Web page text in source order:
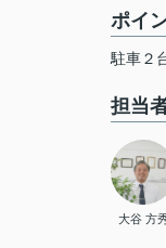
ポイ
駐車２
担当
大谷 方